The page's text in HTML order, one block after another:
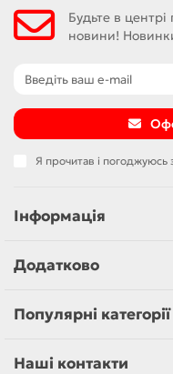
Будьте в
новини!
Я прочитав і погоджуюсь
Інформація
Додатково
Популярні категорії
Наші контакти